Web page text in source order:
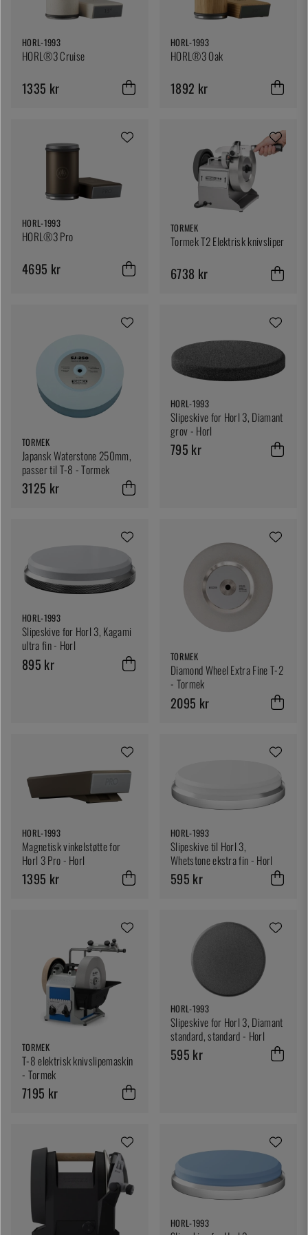
HORL-1993
HORL®3 Cruise
1335 kr
HORL-1993
HORL®3 Oak
1892 kr
HORL-1993
HORL®3 Pro
4695 kr
TORMEK
Tormek T2 Elektrisk knivsliper
6738 kr
TORMEK
Japansk Waterstone 250mm,
passer til T-8 - Tormek
3125 kr
HORL-1993
Slipeskive for Horl 3, Diamant
grov - Horl
795 kr
HORL-1993
Slipeskive for Horl 3, Kagami
ultra fin - Horl
895 kr TORMEK
Diamond Wheel Extra Fine T-2
- Tormek
2095 kr
HORL-1993
Magnetisk vinkelstøtte for
Horl 3 Pro - Horl
1395 kr
HORL-1993
Slipeskive til Horl 3,
Whetstone ekstra fin - Horl
595 kr
TORMEK
T-8 elektrisk knivslipemaskin
- Tormek
7195 kr
HORL-1993
Slipeskive for Horl 3, Diamant
standard, standard - Horl
595 kr
HORL-1993